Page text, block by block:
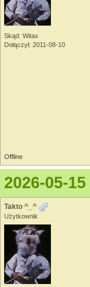
Skąd: Witax
Dołączył: 2011-08-10
Offline
2026-05-
Takto ^_^
Użytkownik